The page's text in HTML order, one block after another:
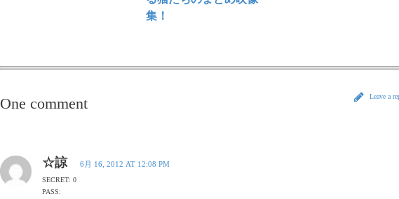
集！
One comment Leave a
☆諒 6月 16, 2012 AT 12:08 PM
SECRET: 0
PASS: